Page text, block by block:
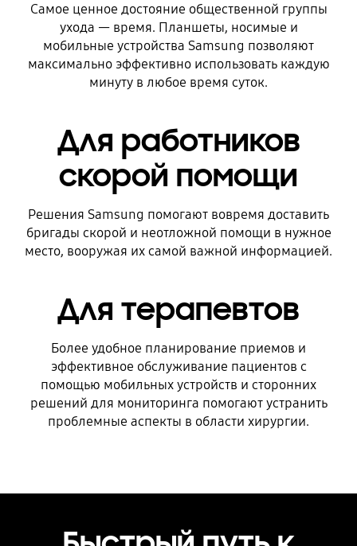
Самое ценное достояние общественной группы
ухода — время. Планшеты, носимые и
мобильные устройства Samsung позволяют
максимально эффективно использовать каждую
минуту в любое время суток.
Для работников
скорой помощи
Решения Samsung помогают вовремя доставить
бригады скорой и неотложной помощи в нужное
место, вооружая их самой важной информацией.
Для терапевтов
Более удобное планирование приемов и
эффективное обслуживание пациентов с
помощью мобильных устройств и сторонних
решений для мониторинга помогают устранить
проблемные аспекты в области хирургии.